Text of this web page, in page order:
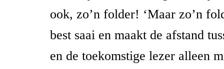
ook, zo’n folder! ‘Maar zo’n
best saai en maakt de afstand
en de toekomstige lezer alleen